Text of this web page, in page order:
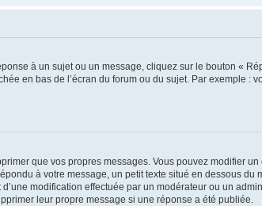
à un sujet ou un message, cliquez sur le bouton «
en bas de l’écran du forum ou du sujet. Par exemple :
que vos propres messages. Vous pouvez modifier
à votre message, un petit texte situé en dessous du
modification effectuée par un modérateur ou un
leur propre message si une réponse a été publiée.